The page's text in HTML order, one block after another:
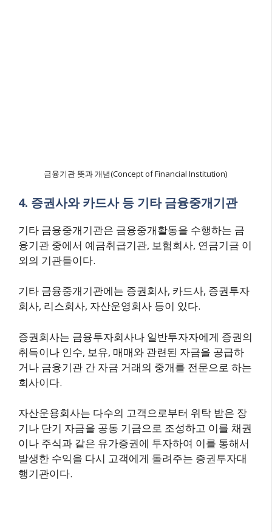
금융기관 뜻과 개념(Concept of Financial Institution)
4. 증권사와 카드사 등 기타 금융중개기관
기타 금융중개기관은 금융중개활동을 수행하는 금
융기관 중에서 예금취급기관, 보험회사, 연금기금 이
외의 기관들이다.
기타 금융중개기관에는 증권회사, 카드사, 증권투자
회사, 리스회사, 자산운영회사 등이 있다.
증권회사는 금융투자회사나 일반투자자에게 증권의
취득이나 인수, 보유, 매매와 관련된 자금을 공급하
거나 금융기관 간 자금 거래의 중개를 전문으로 하는
회사이다.
자산운용회사는 다수의 고객으로부터 위탁 받은 장
기나 단기 자금을 공동 기금으로 조성하고 이를 채권
이나 주식과 같은 유가증권에 투자하여 이를 통해서
발생한 수익을 다시 고객에게 돌려주는 증권투자대
행기관이다.